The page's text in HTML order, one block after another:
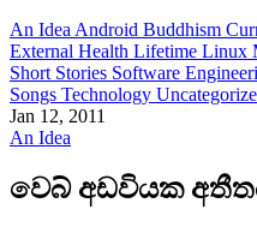
An Idea Android Buddhism
External Health Lifetime Linux
Short Stories Software
Songs Technology
Jan 12, 2011
An Idea
වෙබ් අඩවියක